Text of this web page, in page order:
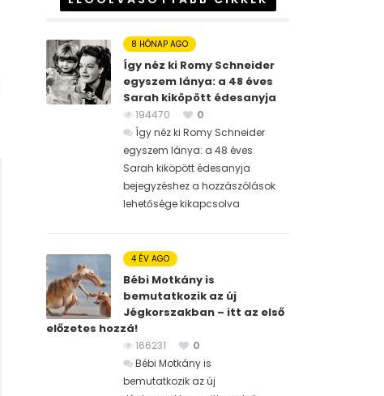
8 HÓNAP AGO
Így néz ki Romy Schneider
egyszem lánya: a 48 éves
Sarah kiköpött édesanyja
194470
0
Így néz ki Romy Schneider
egyszem lánya: a 48 éves
Sarah kiköpött édesanyja
bejegyzéshez a hozzászólások
lehetősége kikapcsolva
4 ÉV AGO
Bébi Motkány is
bemutatkozik az új
Jégkorszakban – itt az első
előzetes hozzá!
166231
0
Bébi Motkány is
bemutatkozik az új